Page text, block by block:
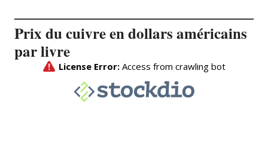
Prix du cuivre en dollars américains
par livre